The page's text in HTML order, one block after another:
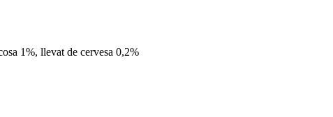
1%, llevat de cervesa 0,2%